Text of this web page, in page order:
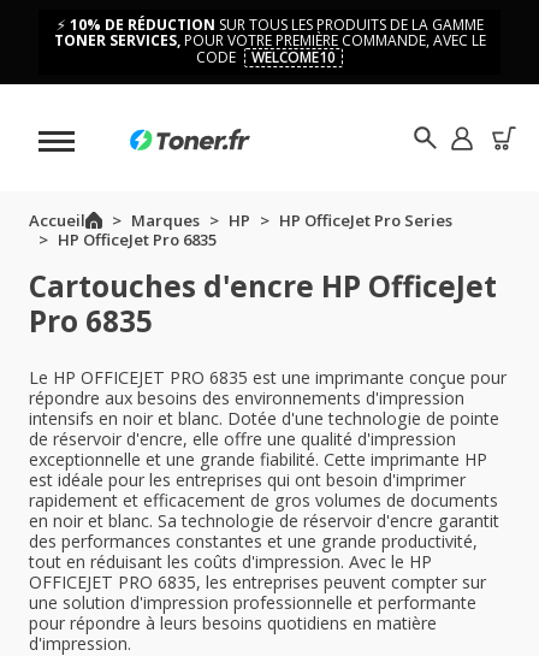
⚡ 10% DE RÉDUCTION SUR TOUS LES PRODUITS DE LA GAMME
TONER SERVICES,POUR VOTRE PREMIÈRE COMMANDE, AVEC LE
CODE
WELCOME10
Accueil Marques HP
HP OfficeJet Pro Series
HP OfficeJet Pro 6835
Cartouches d'encre HP OfficeJet
Pro 6835
Le HP OFFICEJET PRO 6835 est une imprimante conçue pour
répondre aux besoins des environnements d'impression
intensifs en noir et blanc. Dotée d'une technologie de pointe
de réservoir d'encre, elle offre une qualité d'impression
exceptionnelle et une grande fiabilité. Cette imprimante HP
est idéale pour les entreprises qui ont besoin d'imprimer
rapidement et efficacement de gros volumes de documents
en noir et blanc. Sa technologie de réservoir d'encre garantit
des performances constantes et une grande productivité,
tout en réduisant les coûts d'impression. Avec le HP
OFFICEJET PRO 6835, les entreprises peuvent compter sur
une solution d'impression professionnelle et performante
pour répondre à leurs besoins quotidiens en matière
d'impression.